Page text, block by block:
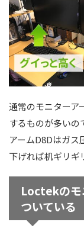
通常のモニターア
するものが多いの
アームD8Dはガス
下げれば机ギリギ
Loctekのモ
ついている